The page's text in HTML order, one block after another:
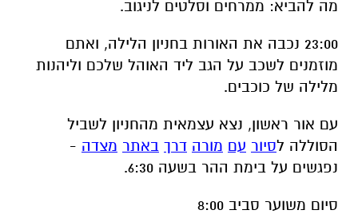
מה להביא: ממרחים וסלטים לניגוב.
23:00 נכבה את האורות בחניון הלילה, ואתם
מוזמנים לשכב על הגב ליד האוהל שלכם וליהנות
מלילה של כוכבים.
עם אור ראשון, נצא עצמאית מהחניון לשביל
הסוללה לסיור עם מורה דרך באתר מצדה -
נפגשים על בימת ההר בשעה 6:30.
סיום משוער סביב 8:00